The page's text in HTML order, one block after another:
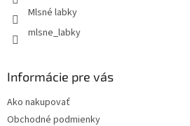
Mlsné labky
mlsne_labky
Informácie pre vás
Ako nakupovať
Obchodné podmienky